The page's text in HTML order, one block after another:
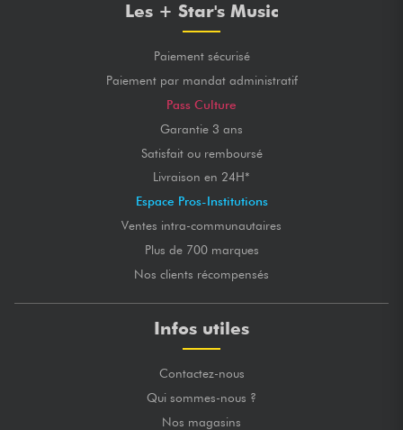
Les + Star's Music
Paiement sécurisé
Paiement par mandat administratif
Pass Culture
Garantie 3 ans
Satisfait ou remboursé
Livraison en 24H*
Espace Pros-Institutions
Ventes intra-communautaires
Plus de 700 marques
Nos clients récompensés
Infos utiles
Contactez-nous
Qui sommes-nous ?
Nos magasins